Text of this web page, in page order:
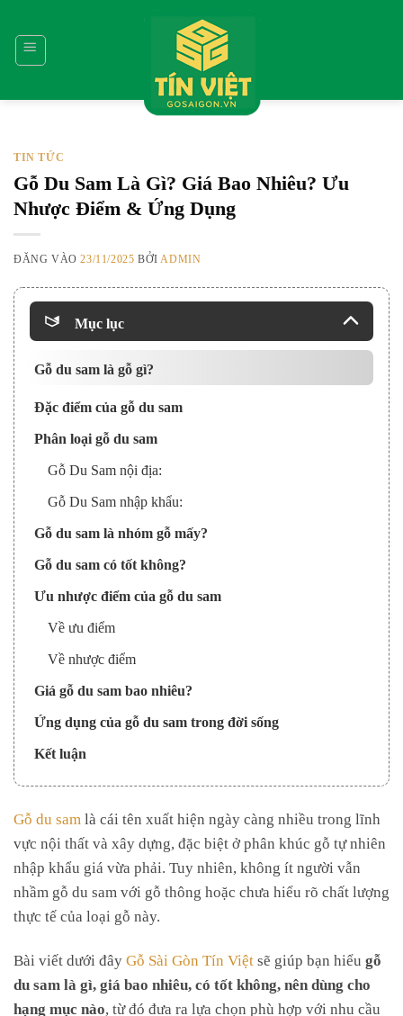
qua
nội
TIN TỨC
Gỗ Du Sam Là Gì? Giá Bao Nhiêu? Ưu
Nhược Điểm & Ứng Dụng
ĐĂNG VÀO23/11/2025 BỞI ADMIN
Mục lục
Gỗ du sam là gỗ gì?
Đặc điểm của gỗ du sam
Phân loại gỗ du sam
Gỗ Du Sam nội địa:
Gỗ Du Sam nhập khẩu:
Gỗ du sam là nhóm gỗ mấy?
Gỗ du sam có tốt không?
Ưu nhược điểm của gỗ du sam
Về ưu điểm
Về nhược điểm
Giá gỗ du sam bao nhiêu?
Ứng dụng của gỗ du sam trong đời sống
Kết luận
Gỗ du sam là cái tên xuất hiện ngày càng nhiều trong lĩnh
vực nội thất và xây dựng, đặc biệt ở phân khúc gỗ tự nhiên
nhập khẩu giá vừa phải. Tuy nhiên, không ít người vẫn
nhầm gỗ du sam với gỗ thông hoặc chưa hiểu rõ chất lượng
thực tế của loại gỗ này.
Bài viết dưới đây Gỗ Sài Gòn Tín Việt sẽ giúp bạn hiểu gỗ
du sam là gì, giá bao nhiêu, có tốt không, nên dùng cho
hạng mục nào , từ đó đưa ra lựa chọn phù hợp với nhu cầu